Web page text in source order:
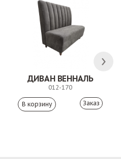
ДИВАН ВЕННАЛЬ
012-170
Заказ